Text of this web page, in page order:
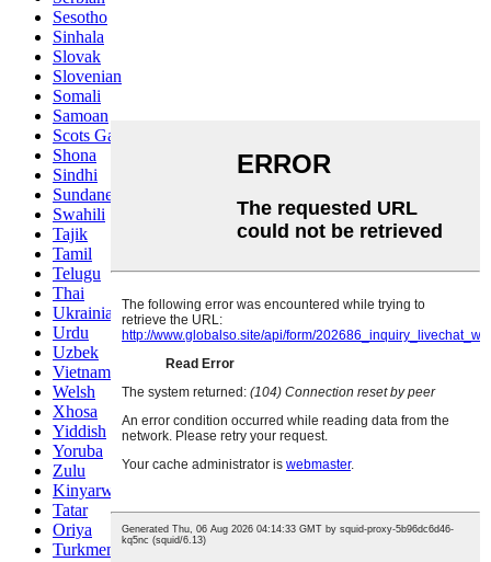
Sesotho
Sinhala
Slovak
Slovenian
Somali
Samoan
Scots Gaelic
Shona
Sindhi
Sundanese
Swahili
Tajik
Tamil
Telugu
Thai
Ukrainian
Urdu
Uzbek
Vietnamese
Welsh
Xhosa
Yiddish
Yoruba
Zulu
Kinyarwanda
Tatar
Oriya
Turkmen